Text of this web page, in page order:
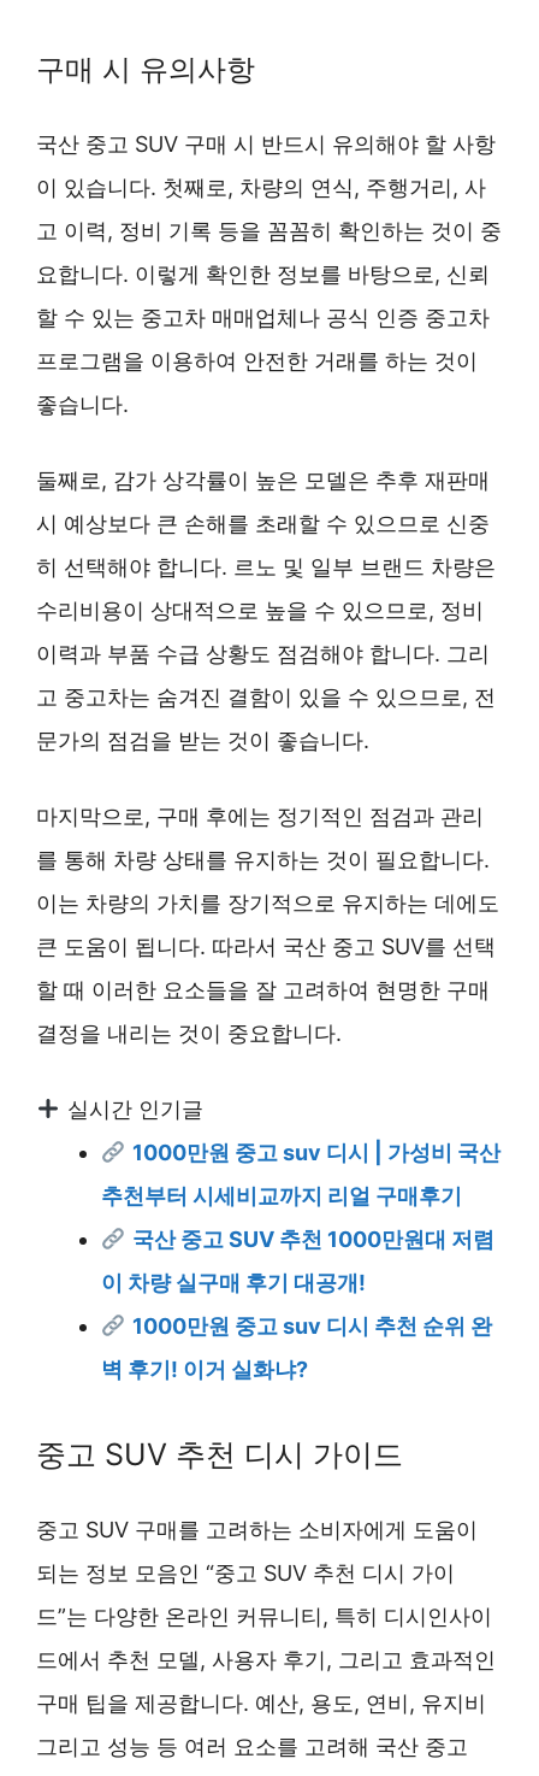
구매 시 유의사항
국산 중고 SUV 구매 시 반드시 유의해야 할 사항
이 있습니다. 첫째로, 차량의 연식, 주행거리, 사
고 이력, 정비 기록 등을 꼼꼼히 확인하는 것이 중
요합니다. 이렇게 확인한 정보를 바탕으로, 신뢰
할 수 있는 중고차 매매업체나 공식 인증 중고차
프로그램을 이용하여 안전한 거래를 하는 것이
좋습니다.
둘째로, 감가 상각률이 높은 모델은 추후 재판매
시 예상보다 큰 손해를 초래할 수 있으므로 신중
히 선택해야 합니다. 르노 및 일부 브랜드 차량은
수리비용이 상대적으로 높을 수 있으므로, 정비
이력과 부품 수급 상황도 점검해야 합니다. 그리
고 중고차는 숨겨진 결함이 있을 수 있으므로, 전
문가의 점검을 받는 것이 좋습니다.
마지막으로, 구매 후에는 정기적인 점검과 관리
를 통해 차량 상태를 유지하는 것이 필요합니다.
이는 차량의 가치를 장기적으로 유지하는 데에도
큰 도움이 됩니다. 따라서 국산 중고 SUV를 선택
할 때 이러한 요소들을 잘 고려하여 현명한 구매
결정을 내리는 것이 중요합니다.
실시간 인기글
1000만원 중고 suv 디시 | 가성비 국산
추천부터 시세비교까지 리얼 구매후기
국산 중고 SUV 추천 1000만원대 저렴
이 차량 실구매 후기 대공개!
1000만원 중고 suv 디시 추천 순위 완
벽 후기! 이거 실화냐?
중고 SUV 추천 디시 가이드
중고 SUV 구매를 고려하는 소비자에게 도움이
되는 정보 모음인 “중고 SUV 추천 디시 가이
드”는 다양한 온라인 커뮤니티, 특히 디시인사이
드에서 추천 모델, 사용자 후기, 그리고 효과적인
구매 팁을 제공합니다. 예산, 용도, 연비, 유지비
그리고 성능 등 여러 요소를 고려해 국산 중고